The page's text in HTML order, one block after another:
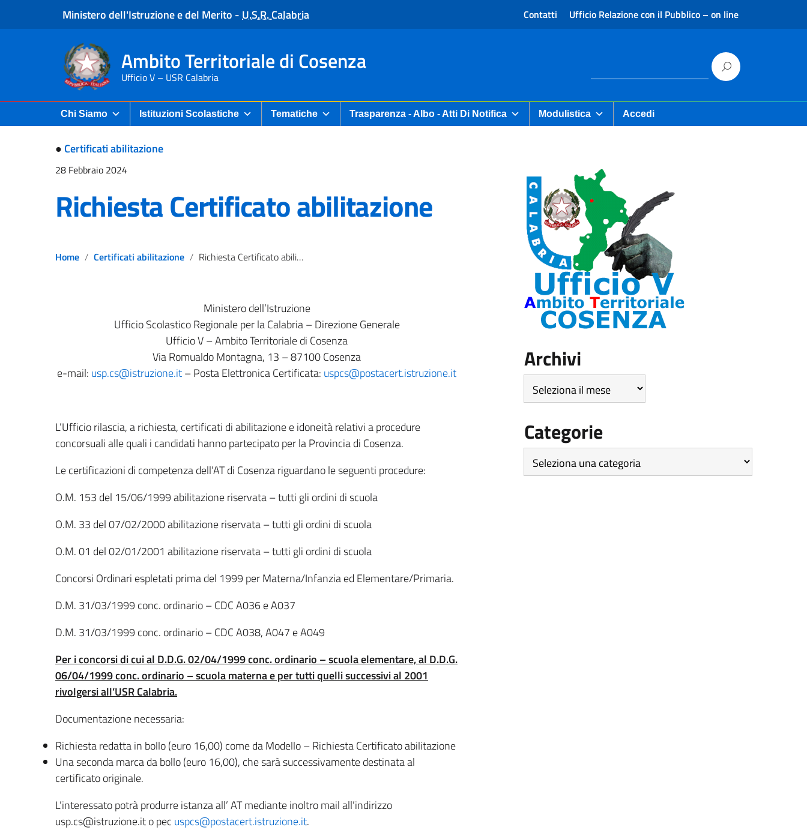
Ministero dell'Istruzione e del Merito -U.S.R. Calabria Contatti Ufficio Relazione con il Pubblico – on line
Ambito Territoriale di Cosenza
Ufficio V – USR Calabria
Chi Siamo Istituzioni Scolastiche Tematiche Trasparenza - Albo - Atti Di Notifica Modulistica Accedi
● Certificati abilitazione
28 Febbraio 2024
Richiesta Certificato abilitazione
Home Certificati abilitazione Richiesta Certificato abilitazione
Ministero dell’Istruzione
Ufficio Scolastico Regionale per la Calabria – Direzione Generale
Ufficio V – Ambito Territoriale di Cosenza
Via Romualdo Montagna, 13 –87100 Cosenza
e-mail: usp.cs@istruzione.it– Posta Elettronica Certificata: uspcs@postacert.istruzione.it
L’Ufficio rilascia, a richiesta, certificati di abilitazione e idoneità relativi a procedure
concorsuali alle quali i candidati hanno partecipato per la Provincia di Cosenza.
Le certificazioni di competenza dell’AT di Cosenza riguardano le seguenti procedure:
O.M. 153 del 15/06/1999 abilitazione riservata – tutti gli ordini di scuola
O.M. 33 del 07/02/2000 abilitazione riservata – tutti gli ordini di scuola
O.M. 01 del 02/01/2001 abilitazione riservata – tutti gli ordini di scuola
Concorsi Ordinari espletati prima del 1999 per Materna/Infanzia ed Elementare/Primaria.
D.M. 31/03/1999 conc. ordinario – CDC A036 e A037
D.M. 31/03/1999 conc. ordinario – CDC A038, A047 e A049
Per i concorsi di cui al D.D.G. 02/04/1999 conc. ordinario – scuola elementare, al D.D.G.
06/04/1999 conc. ordinario – scuola materna e per tutti quelli successivi al 2001
rivolgersi all’USR Calabria.
Documentazione necessaria:
Richiesta redatta in bollo (euro 16,00) come da Modello – Richiesta Certificato abilitazione
Una seconda marca da bollo (euro 16,00), che sarà successivamente destinata al
certificato originale.
L’interessato potrà produrre istanza all’ AT mediante inoltro mail all’indirizzo
usp.cs@istruzione.it o pec uspcs@postacert.istruzione.it.
Archivi
Archivi
Categorie
Categorie